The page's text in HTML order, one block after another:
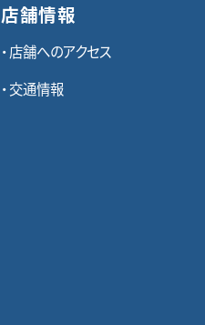
店舗情報
店舗へのアクセス
交通情報